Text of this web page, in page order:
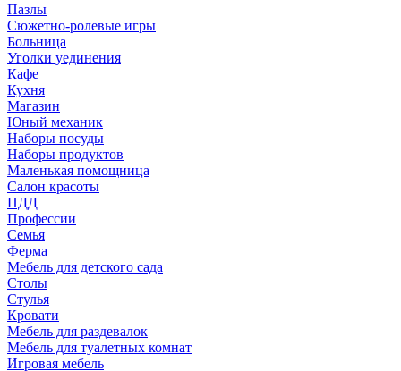
Пазлы
Сюжетно-ролевые игры
Больница
Уголки уединения
Кафе
Кухня
Магазин
Юный механик
Наборы посуды
Наборы продуктов
Маленькая помощница
Салон красоты
ПДД
Профессии
Семья
Ферма
Мебель для детского сада
Столы
Cтулья
Кровати
Мебель для раздевалок
Мебель для туалетных комнат
Игровая мебель